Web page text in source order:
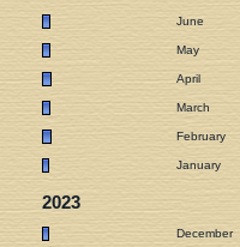
June
May
April
March
February
January
2023
December